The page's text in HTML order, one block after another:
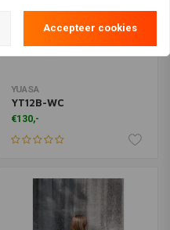
YUASA
YT12B-WC
€130,-
Accepteer cookies